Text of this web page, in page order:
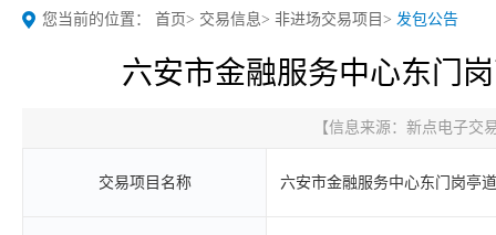
您当前的位置： 首页> 交易信息> 非进场交易项目 > 发包公告
六安市金融服务中心东门
【信息来源： 新点电子交
交易项目名称 六安市金融服务中心东门岗亭